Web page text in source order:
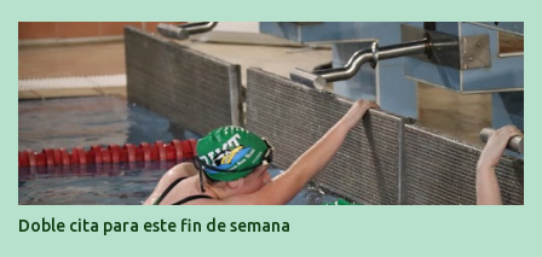
domingo los MASTERS tendrán el II TROFEO MASTER DE ZARAUTZ. La
competición se celebrará en Zarautz a las 16:00 la jornada del sabado y a
las 10:00 la del domingo. Los/las nadadores/as tendrán que estar en la
piscina a las 14:30 el sabado y a las 8:30 el domingo (polideportivo
Aritzbatalde). SERIES
Doble cita para este fin de semana